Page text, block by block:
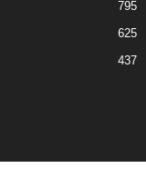
795
625
437